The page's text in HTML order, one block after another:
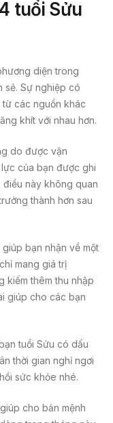
tuổi Sửu
diện trong
sẻ. Sự nghiệp có
các nguồn khác
khít với nhau hơn.
do được vận
của bạn được ghi
này không quan
thành hơn sau
bạn nhận về một
mang giá trị
kiếm thêm thu nhập
giúp cho các bạn
tuổi Sửu có dấu
thời gian nghỉ ngơi
sức khỏe nhé.
cho bản mệnh